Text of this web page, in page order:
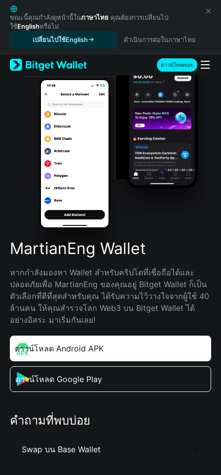
English
日本語
Tiếng Việt
Español (Latinoamérica)
Türkçe
Italiano
Português (Portugal)
Bahasa Indonesia
Português (Brasil)
Español (Argentina)
ขณะนี้คุณกำลังดูหน้านี้ในภาษาไทย คุณต้องการเปลี่ยนไป
ใช้Englishหรือไม่
เปลี่ยนไปใช้English
ดำเนินการต่อในภาษาไทย
ดาวน์โหลดเลย
MartianEng Wallet
หากกำลังมองหา Wallet สำหรับคริปโตที่เชื่อถือได้และ
ปลอดภัยเพื่อ MartianEng ของคุณอยู่ Bitget Wallet ก็เป็น
ตัวเลือกที่ดีที่สุดสำหรับคุณ ได้รับความไว้วางใจจากผู้ใช้ 40
ล้านคน ให้คุณสำรวจโลก Web3 บน Bitget Wallet ได้
อย่างอิสระ มาเริ่มกันเลย!
ดาวน์โหลด Android APK
ดาวน์โหลด Google Play
คำถามที่พบบ่อย
Swap บน Base Wallet